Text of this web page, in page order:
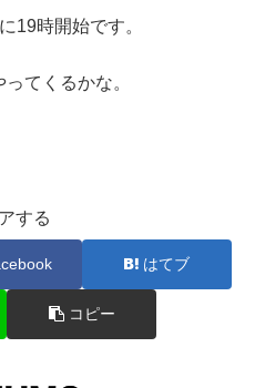
19時開始です。
てくるかな。
する
はてブ
コピー